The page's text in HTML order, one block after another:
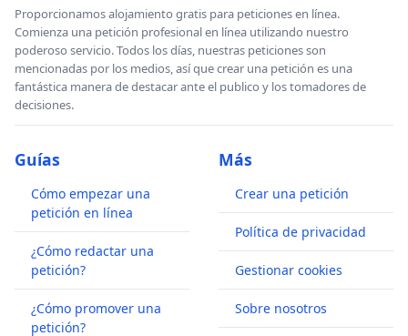
Proporcionamos alojamiento gratis para peticiones en línea.
Comienza una petición profesional en línea utilizando nuestro
poderoso servicio. Todos los días, nuestras peticiones son
mencionadas por los medios, así que crear una petición es una
fantástica manera de destacar ante el publico y los tomadores de
decisiones.
Guías
Cómo empezar una
petición en línea
¿Cómo redactar una
petición?
¿Cómo promover una
petición?
Más
Crear una petición
Política de privacidad
Gestionar cookies
Sobre nosotros